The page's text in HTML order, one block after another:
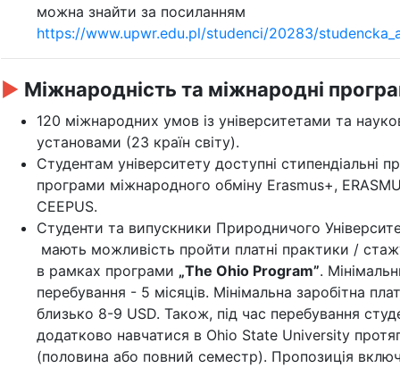
можна знайти за посиланням
https://www.upwr.edu.pl/studenci/20283/
► Міжнародність та міжнародні
120 міжнародних умов із університетами та
установами (23 країн світу).
Студентам університету доступні стипендіальні
програми міжнародного обміну Erasmus+,
CEEPUS.
Студенти та випускники Природничого
мають можливість пройти платні практики /
в рамках програми „The Ohio Program”.
перебування - 5 місяців. Мінімальна заробітна
близько 8-9 USD. Також, під час перебування
додатково навчатися в Ohio State University
(половина або повний семестр). Пропозиція